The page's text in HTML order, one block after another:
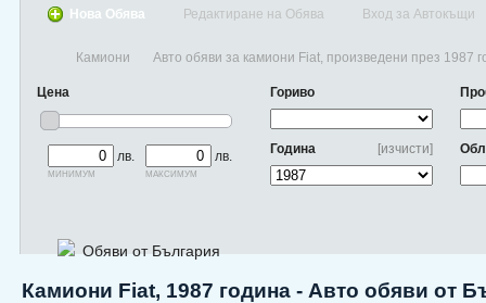
Нова Обява Редактиране на Обява Вход за Автокъщи
Камиони Авто обяви за камиони Fiat, произведени през 1987
Цена
лв.
минимум
лв.
максимум
Гориво
[изчисти]
Година
Обяви от България
Камиони Fiat, 1987 година - Авто обяви от